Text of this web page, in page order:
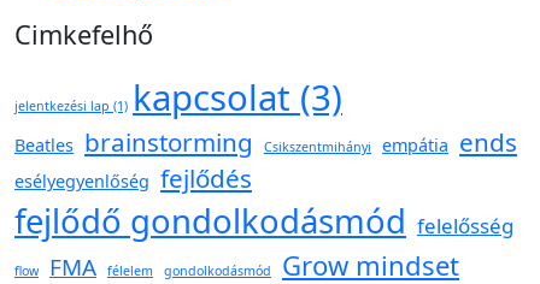
Cimkefelhő
jelentkezési lap (1) kapcsolat (3)
Beatles brainstorming Csikszentmihányi empátia ends
esélyegyenlőség fejlődés
fejlődő gondolkodásmód felelősség
flow FMA félelem gondolkodásmód Grow mindset